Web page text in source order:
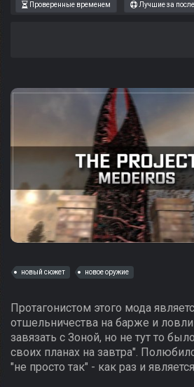
Проверенные временем Лучшие за
новый сюжет новое оружие
Протагонистом этого мода
отшельничества на барже и
завязать с Зоной, но не тут то
своих планах на завтра".
"не просто так" - как раз и